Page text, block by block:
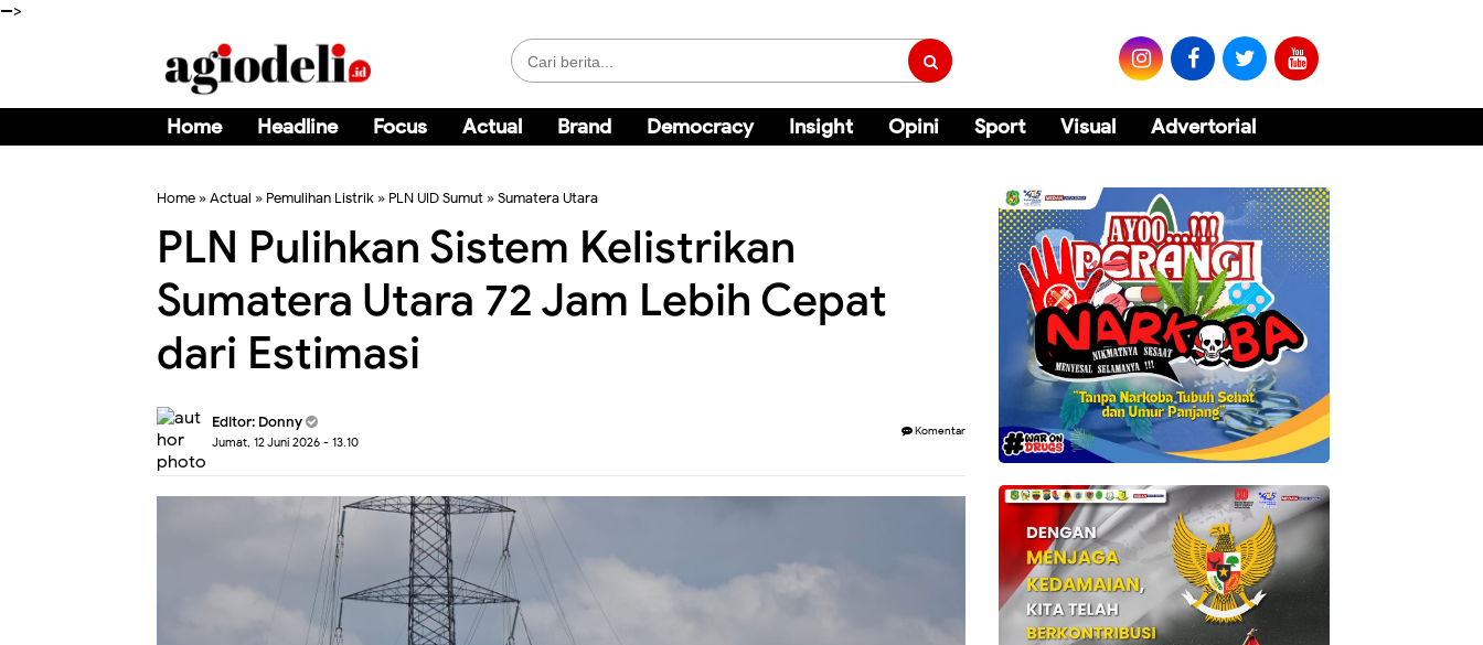
-->
Home Headline Focus Actual Brand Democracy Insight Opini Sport Visual Advertorial
Home »Actual » Pemulihan Listrik » PLN UID Sumut »Sumatera Utara
PLN Pulihkan Sistem Kelistrikan
Sumatera Utara 72 Jam Lebih Cepat
dari Estimasi
Editor: Donny
Jumat, 12 Juni 2026 - 13.10
Komentar